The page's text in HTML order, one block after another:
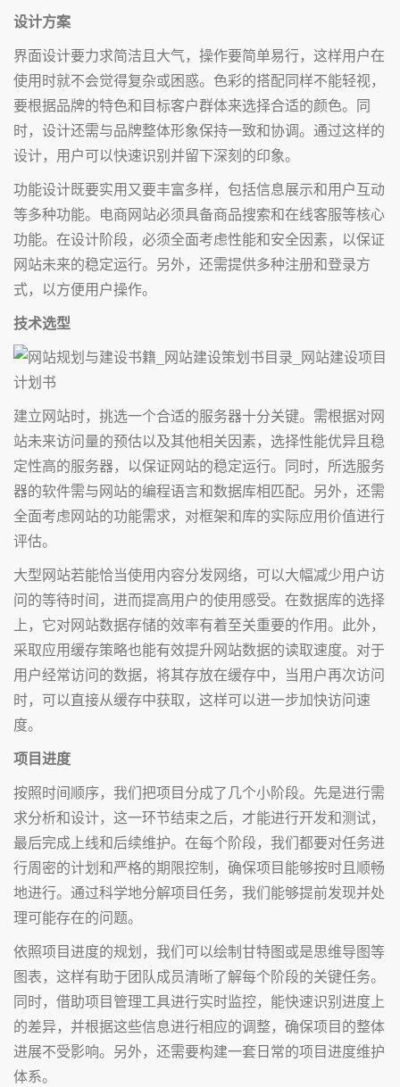
设计方案
界面设计要力求简洁且大气，操作要简单易行，这样用户在
使用时就不会觉得复杂或困惑。色彩的搭配同样不能轻视，
要根据品牌的特色和目标客户群体来选择合适的颜色。同
时，设计还需与品牌整体形象保持一致和协调。通过这样的
设计，用户可以快速识别并留下深刻的印象。
功能设计既要实用又要丰富多样，包括信息展示和用户互动
等多种功能。电商网站必须具备商品搜索和在线客服等核心
功能。在设计阶段，必须全面考虑性能和安全因素，以保证
网站未来的稳定运行。另外，还需提供多种注册和登录方
式，以方便用户操作。
技术选型
建立网站时，挑选一个合适的服务器十分关键。需根据对网
站未来访问量的预估以及其他相关因素，选择性能优异且稳
定性高的服务器，以保证网站的稳定运行。同时，所选服务
器的软件需与网站的编程语言和数据库相匹配。另外，还需
全面考虑网站的功能需求，对框架和库的实际应用价值进行
评估。
大型网站若能恰当使用内容分发网络，可以大幅减少用户访
问的等待时间，进而提高用户的使用感受。在数据库的选择
上，它对网站数据存储的效率有着至关重要的作用。此外，
采取应用缓存策略也能有效提升网站数据的读取速度。对于
用户经常访问的数据，将其存放在缓存中，当用户再次访问
时，可以直接从缓存中获取，这样可以进一步加快访问速
度。
项目进度
按照时间顺序，我们把项目分成了几个小阶段。先是进行需
求分析和设计，这一环节结束之后，才能进行开发和测试，
最后完成上线和后续维护。在每个阶段，我们都要对任务进
行周密的计划和严格的期限控制，确保项目能够按时且顺畅
地进行。通过科学地分解项目任务，我们能够提前发现并处
理可能存在的问题。
依照项目进度的规划，我们可以绘制甘特图或是思维导图等
图表，这样有助于团队成员清晰了解每个阶段的关键任务。
同时，借助项目管理工具进行实时监控，能快速识别进度上
的差异，并根据这些信息进行相应的调整，确保项目的整体
进展不受影响。另外，还需要构建一套日常的项目进度维护
体系。